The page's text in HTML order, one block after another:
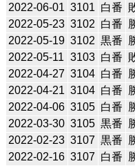
2022-06-01 3101 白番
2022-05-23 3102 白番
2022-05-19 3102 黒番
2022-05-11 3103 白番
2022-04-27 3104 白番
2022-04-21 3104 白番
2022-04-06 3105 白番
2022-03-30 3105 黒番
2022-02-23 3107 黒番
2022-02-16 3107 白番